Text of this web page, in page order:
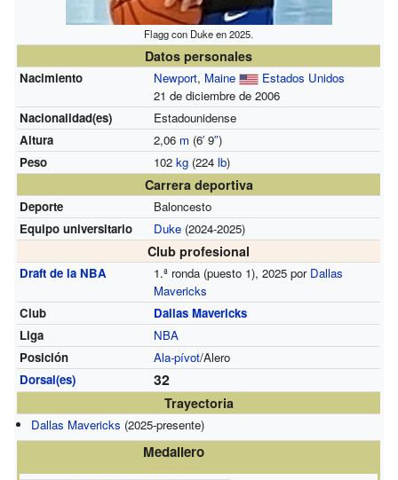
Flagg con Duke en 2025.
Datos personales
Nacimiento Newport, Maine
Estados Unidos
21 de diciembre de 2006
Nacionalidad(es)
Estadounidense
Altura
2,06 m (6′9″)
Peso
102 kg(224 lb)
Carrera deportiva
Deporte
Baloncesto
Equipo universitario
Duke(2024-2025)
Club profesional
Draft de la NBA 1.ª ronda (puesto 1), 2025 por Dallas
Mavericks
Club
Dallas Mavericks
Liga
NBA
Posición
Ala-pívot/Alero
Dorsal(es)
32
Trayectoria
Dallas Mavericks (2025-presente)
Medallero